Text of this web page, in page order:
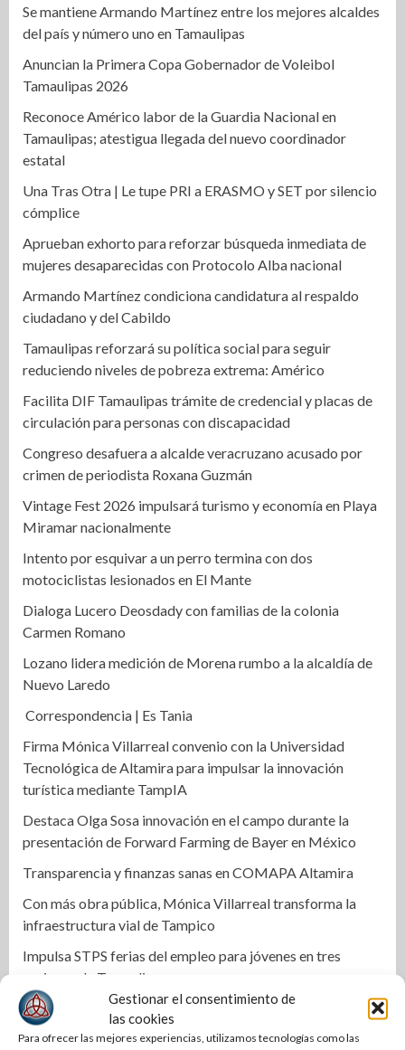
Gestionar el consentimiento de
las cookies
Para ofrecer las mejores experiencias, utilizamos tecnologías como las
Se mantiene Armando Martínez entre los mejores alcaldes
del país y número uno en Tamaulipas
Anuncian la Primera Copa Gobernador de Voleibol
Tamaulipas 2026
Reconoce Américo labor de la Guardia Nacional en
Tamaulipas; atestigua llegada del nuevo coordinador
estatal
Una Tras Otra | Le tupe PRI a ERASMO y SET por silencio
cómplice
Aprueban exhorto para reforzar búsqueda inmediata de
mujeres desaparecidas con Protocolo Alba nacional
Armando Martínez condiciona candidatura al respaldo
ciudadano y del Cabildo
Tamaulipas reforzará su política social para seguir
reduciendo niveles de pobreza extrema: Américo
Facilita DIF Tamaulipas trámite de credencial y placas de
circulación para personas con discapacidad
Congreso desafuera a alcalde veracruzano acusado por
crimen de periodista Roxana Guzmán
Vintage Fest 2026 impulsará turismo y economía en Playa
Miramar nacionalmente
Intento por esquivar a un perro termina con dos
motociclistas lesionados en El Mante
Dialoga Lucero Deosdady con familias de la colonia
Carmen Romano
Lozano lidera medición de Morena rumbo a la alcaldía de
Nuevo Laredo
Correspondencia | Es Tania
Firma Mónica Villarreal convenio con la Universidad
Tecnológica de Altamira para impulsar la innovación
turística mediante TampIA
Destaca Olga Sosa innovación en el campo durante la
presentación de Forward Farming de Bayer en México
Transparencia y finanzas sanas en COMAPA Altamira
Con más obra pública, Mónica Villarreal transforma la
infraestructura vial de Tampico
Impulsa STPS ferias del empleo para jóvenes en tres
regiones de Tamaulipas
Impulsa Tamaulipas exportación de productos locales con
programa “De Tamaulipas para Texas, exportar también